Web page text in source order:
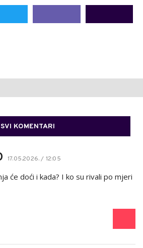
SVI KOMENTARI
17.05.2026. / 12:05
će doći i kada? I ko su rivali po mjeri